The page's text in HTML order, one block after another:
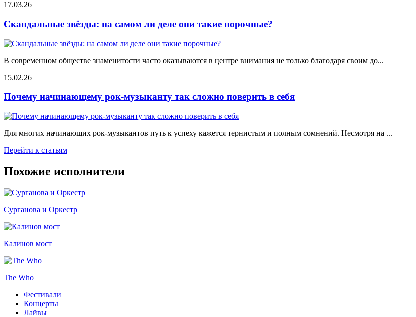
17.03.26
Скандальные звёзды: на самом ли деле они такие порочные?
В современном обществе знаменитости часто оказываются в центре внимания не только благодаря своим до...
15.02.26
Почему начинающему рок-музыканту так сложно поверить в себя
Для многих начинающих рок-музыкантов путь к успеху кажется тернистым и полным сомнений. Несмотря на ...
Перейти к статьям
Похожие исполнители
Сурганова и Оркестр
Калинов мост
The Who
Фестивали
Концерты
Лайвы